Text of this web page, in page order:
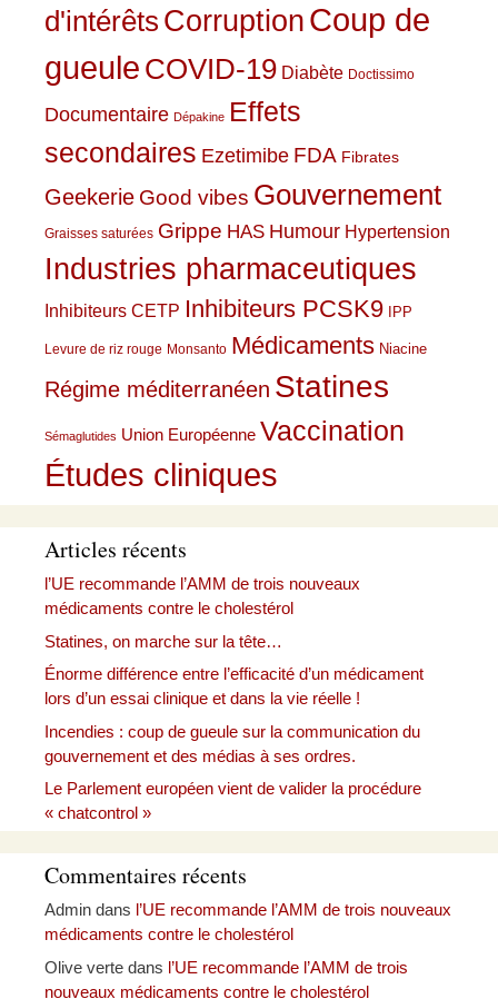
d'intérêts CorruptionCoup de
gueule COVID-19 Diabète Doctissimo
Documentaire Dépakine Effets
secondaires Ezetimibe FDA Fibrates
Geekerie Good vibes Gouvernement
Graisses saturées Grippe HAS Humour Hypertension
Industries pharmaceutiques
Inhibiteurs CETP Inhibiteurs PCSK9 IPP
Levure de riz rouge Monsanto Médicaments Niacine
Régime méditerranéen Statines
Sémaglutides Union Européenne Vaccination
Études cliniques
Articles récents
l’UE recommande l’AMM de trois nouveaux
médicaments contre le cholestérol
Statines, on marche sur la tête…
Énorme différence entre l’efficacité d’un médicament
lors d’un essai clinique et dans la vie réelle !
Incendies : coup de gueule sur la communication du
gouvernement et des médias à ses ordres.
Le Parlement européen vient de valider la procédure
« chatcontrol »
Commentaires récents
Admin dans l’UE recommande l’AMM de trois nouveaux
médicaments contre le cholestérol
Olive verte dans l’UE recommande l’AMM de trois
nouveaux médicaments contre le cholestérol